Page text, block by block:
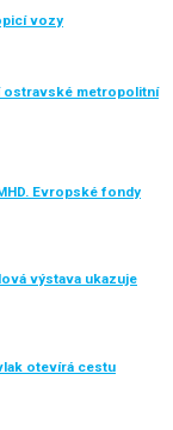
vozy
ostravské metropolitní
Evropské fondy
výstava ukazuje
otevírá cestu